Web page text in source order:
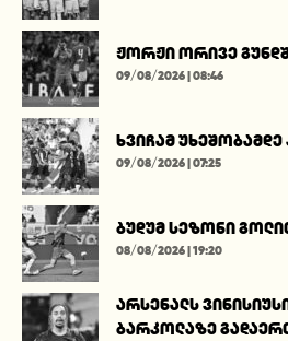
ჟორჟი ორივე
09/08/2026 | 08:46
ხვიჩამ
09/08/2026 | 07:25
ბუდუმ სეზონი
08/08/2026 | 19:20
არსენალს
ბარკოლაზე